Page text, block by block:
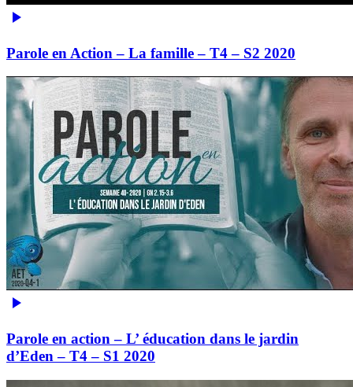
Parole en Action – La famille – T4 – S2 2020
Parole en action – L’ éducation dans le jardin
d’Eden – T4 – S1 2020